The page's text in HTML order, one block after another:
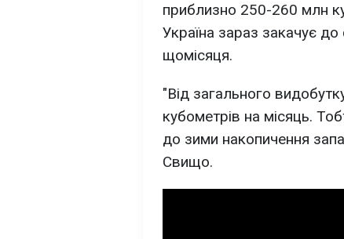
приблизно 250-260 млн
Україна зараз закачує
щомісяця.
"Від загального
кубометрів на місяць.
до зими накопичення
Свищо.